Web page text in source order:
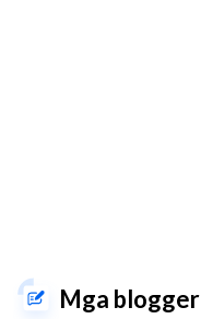
Mga blogger